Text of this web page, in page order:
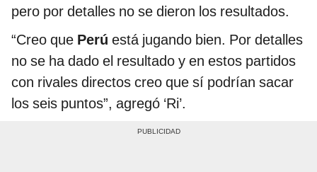
pero por detalles no se dieron los resultados.
“Creo que Perú está jugando bien. Por detalles
no se ha dado el resultado y en estos partidos
con rivales directos creo que sí podrían sacar
los seis puntos”, agregó ‘Ri’.